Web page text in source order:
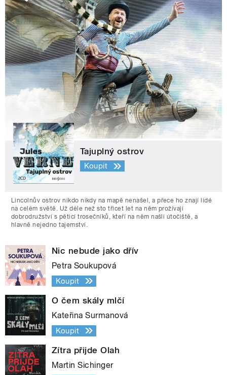
Tajuplný ostrov
Koupit
Lincolnův ostrov nikdo nikdy na mapě nenašel, a přece ho znají lidé
na celém světě. Už déle než sto třicet let na něm prožívají
dobrodružství s pěticí trosečníků, kteří na něm našli útočiště, a
hlavně nejedno tajemství.
Nic nebude jako dřív
Petra Soukupová
Koupit
O čem skály mlčí
Kateřina Surmanová
Koupit
Zítra přijde Olah
Martin Sichinger